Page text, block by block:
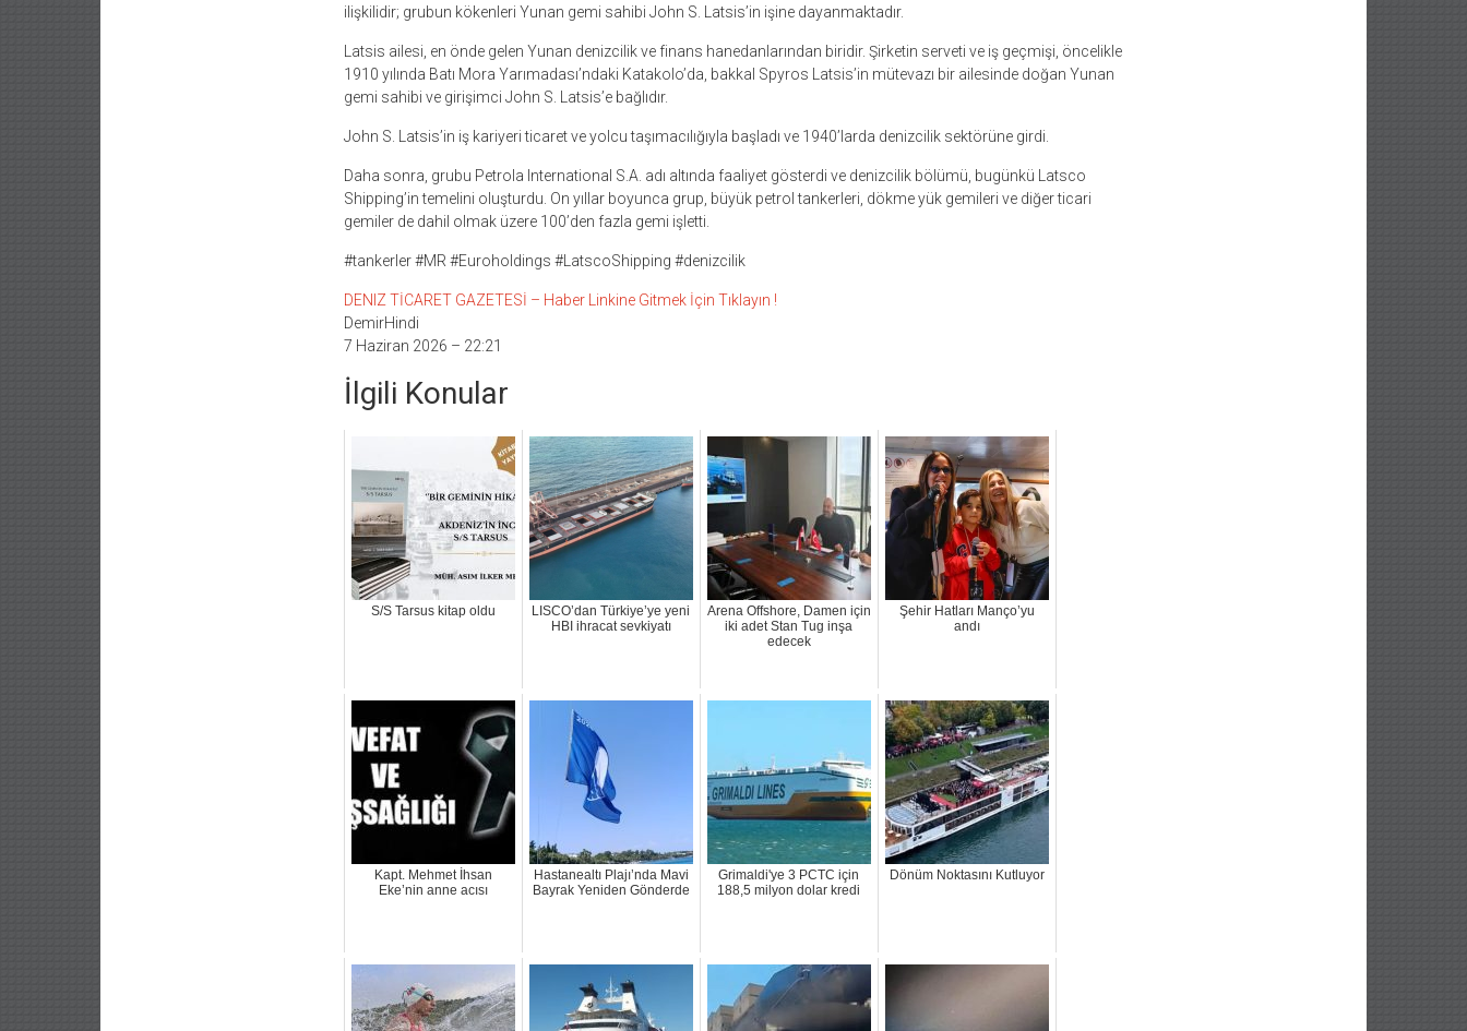
ilişkilidir; grubun kökenleri Yunan gemi sahibi John S. Latsis’in işine dayanmaktadır.
Latsis ailesi, en önde gelen Yunan denizcilik ve finans hanedanlarından biridir. Şirketin serveti ve iş geçmişi, öncelikle
1910 yılında Batı Mora Yarımadası’ndaki Katakolo’da, bakkal Spyros Latsis’in mütevazı bir ailesinde doğan Yunan
gemi sahibi ve girişimci John S. Latsis’e bağlıdır.
John S. Latsis’in iş kariyeri ticaret ve yolcu taşımacılığıyla başladı ve 1940’larda denizcilik sektörüne girdi.
Daha sonra, grubu Petrola International S.A. adı altında faaliyet gösterdi ve denizcilik bölümü, bugünkü Latsco
Shipping’in temelini oluşturdu. On yıllar boyunca grup, büyük petrol tankerleri, dökme yük gemileri ve diğer ticari
gemiler de dahil olmak üzere 100’den fazla gemi işletti.
#tankerler #MR #Euroholdings #LatscoShipping #denizcilik
DENIZ TİCARET GAZETESİ – Haber Linkine Gitmek İçin Tıklayın !
DemirHindi
7 Haziran 2026 – 22:21
İlgili Konular
S/S Tarsus kitap oldu
LISCO’dan Türkiye’ye yeni
HBI ihracat sevkiyatı
Arena Offshore, Damen için
iki adet Stan Tug inşa
edecek
Şehir Hatları Manço’yu
andı
Kapt. Mehmet İhsan
Eke’nin anne acısı
Hastanealtı Plajı’nda Mavi
Bayrak Yeniden Gönderde
Grimaldi'ye 3 PCTC için
188,5 milyon dolar kredi
Dönüm Noktasını Kutluyor